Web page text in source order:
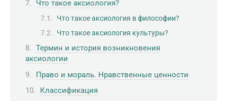
Что такое аксиология?
Что такое аксиология в философии?
Что такое аксиология культуры?
Термин и история возникновения
аксиологии
Право и мораль. Нравственные ценности
Классификация